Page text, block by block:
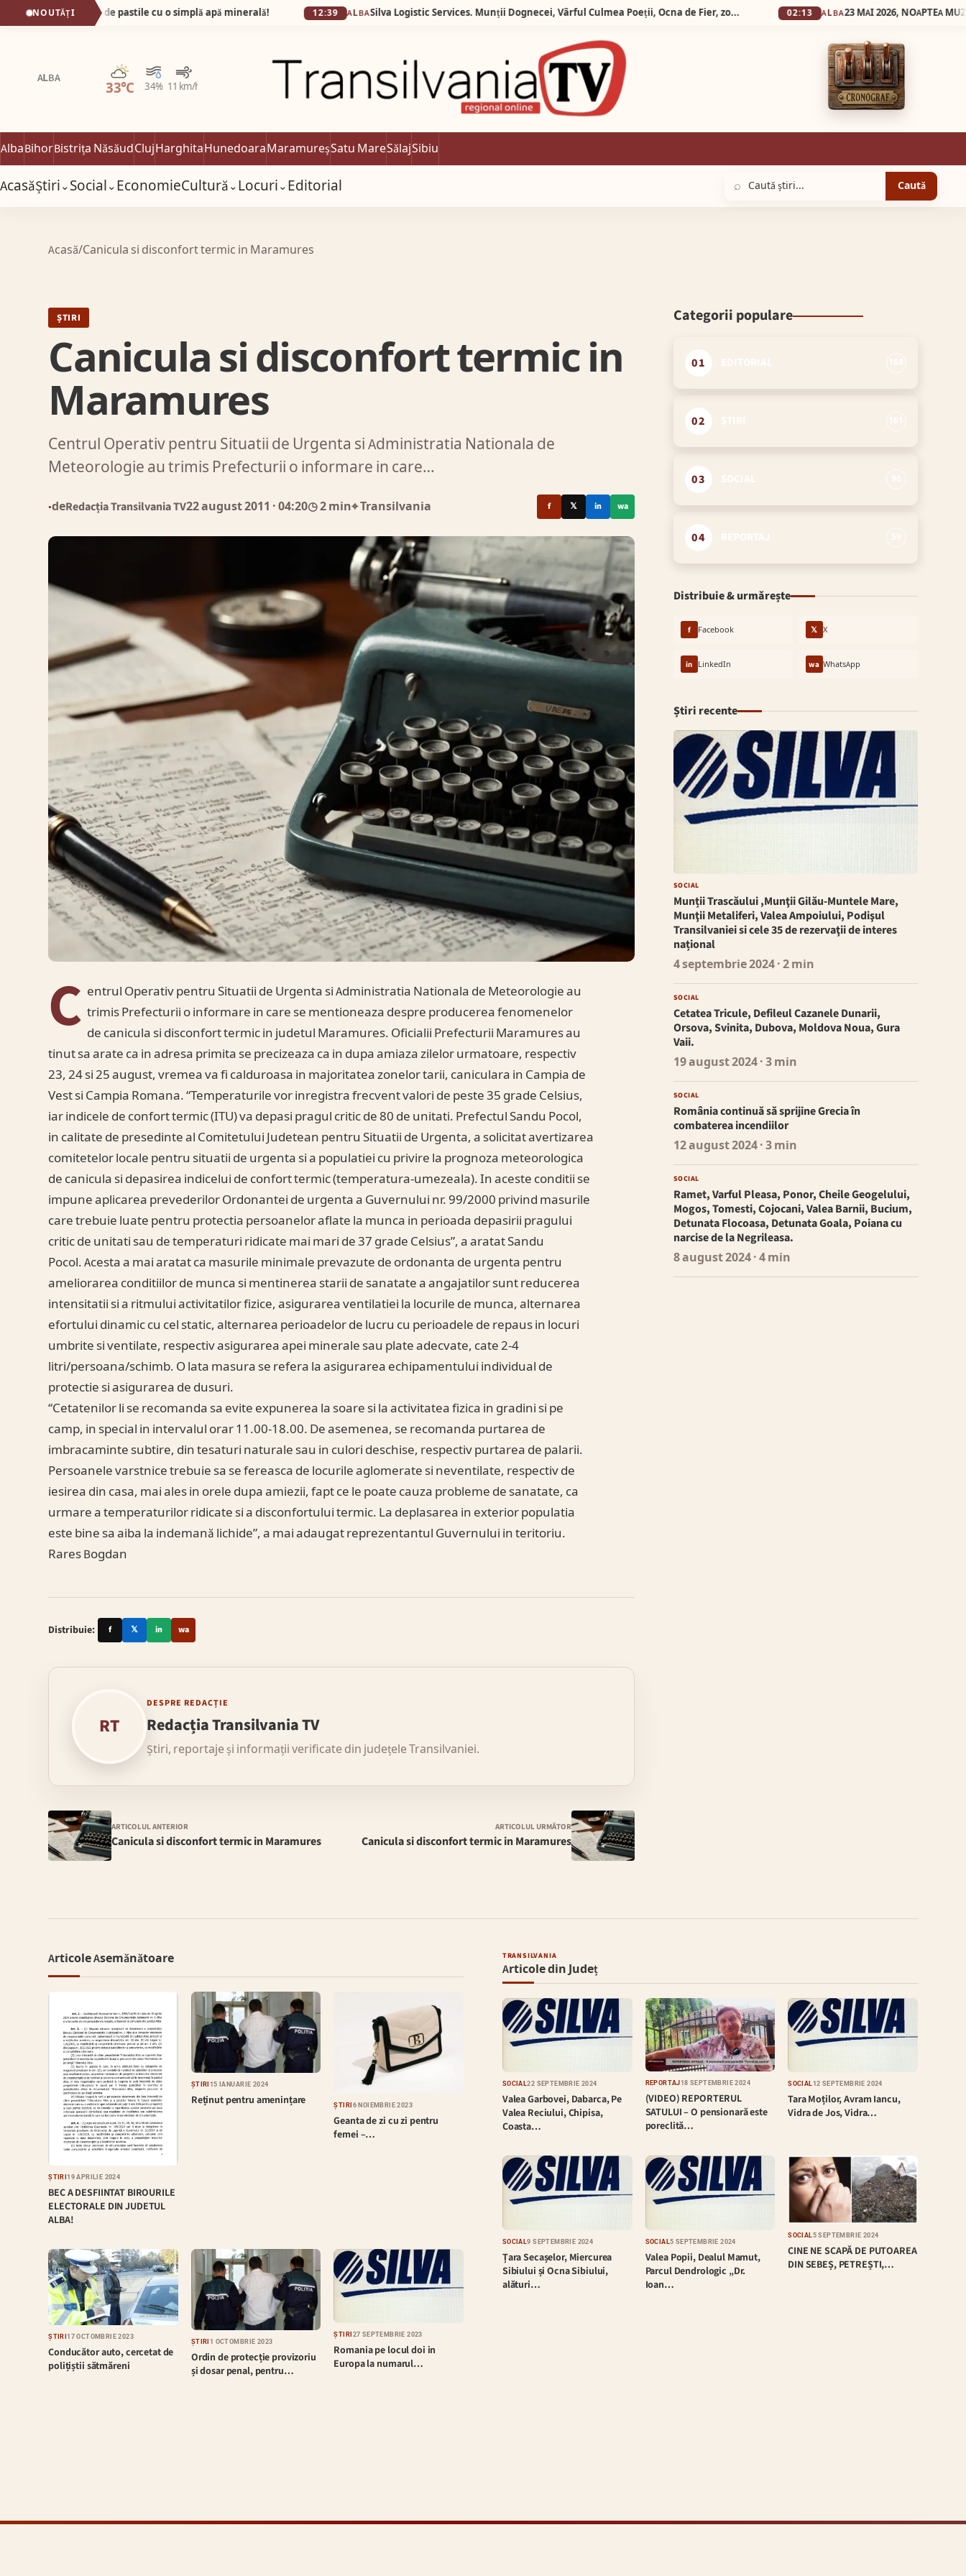
NOUTĂȚI
de pumnul de pastile cu o simplă apă minerală! 12:39 ALBA Silva Logistic Services. Munții Dognecei, Vârful Culmea Poeții, Ocna de Fier, zone desprinse dintr-o poveste în care timpul a uitat să mai grabească pașii oamenilor. ALBA
ALBA
33°C 34% 11 km/h
Parțial noros
AlbaBihorBistrița NăsăudClujHarghitaHunedoaraMaramureșSatu MareSălajSibiu
AcasăȘtiri⌄Social⌄EconomieCultură⌄Locuri⌄Editorial ⌕ Caută
Acasă/Canicula si disconfort termic in Maramures
ȘTIRI
Canicula si disconfort termic in
Maramures
Centrul Operativ pentru Situatii de Urgenta si Administratia Nationala de
Meteorologie au trimis Prefecturii o informare in care…
●deRedacția Transilvania TV22 august 2011 · 04:20◷ 2 min⌖ Transilvania f 𝕏 in wa
C entrul Operativ pentru Situatii de Urgenta si Administratia Nationala de Meteorologie au
trimis Prefecturii o informare in care se mentioneaza despre producerea fenomenelor
de canicula si disconfort termic in judetul Maramures. Oficialii Prefecturii Maramures au
tinut sa arate ca in adresa primita se precizeaza ca in dupa amiaza zilelor urmatoare, respectiv
23, 24 si 25 august, vremea va fi calduroasa in majoritatea zonelor tarii, caniculara in Campia de
Vest si Campia Romana. “Temperaturile vor inregistra frecvent valori de peste 35 grade Celsius,
iar indicele de confort termic (ITU) va depasi pragul critic de 80 de unitati. Prefectul Sandu Pocol,
in calitate de presedinte al Comitetului Judetean pentru Situatii de Urgenta, a solicitat avertizarea
comitetelor locale pentru situatii de urgenta si a populatiei cu privire la prognoza meteorologica
de canicula si depasirea indicelui de confort termic (temperatura-umezeala). In aceste conditii se
impune aplicarea prevederilor Ordonantei de urgenta a Guvernului nr. 99/2000 privind masurile
care trebuie luate pentru protectia persoanelor aflate la munca in perioada depasirii pragului
critic de unitati sau de temperaturi ridicate mai mari de 37 grade Celsius”, a aratat Sandu
Pocol. Acesta a mai aratat ca masurile minimale prevazute de ordonanta de urgenta pentru
ameliorarea conditiilor de munca si mentinerea starii de sanatate a angajatilor sunt reducerea
intensitatii si a ritmului activitatilor fizice, asigurarea ventilatiei la locurile de munca, alternarea
efortului dinamic cu cel static, alternarea perioadelor de lucru cu perioadele de repaus in locuri
umbrite si ventilate, respectiv asigurarea apei minerale sau plate adecvate, cate 2-4
litri/persoana/schimb. O lata masura se refera la asigurarea echipamentului individual de
protectie si asigurarea de dusuri.
“Cetatenilor li se recomanda sa evite expunerea la soare si la activitatea fizica in gradini si pe
camp, in special in intervalul orar 11.00-18.00. De asemenea, se recomanda purtarea de
imbracaminte subtire, din tesaturi naturale sau in culori deschise, respectiv purtarea de palarii.
Persoanele varstnice trebuie sa se fereasca de locurile aglomerate si neventilate, respectiv de
iesirea din casa, mai ales in orele dupa amiezii, fapt ce le poate cauza probleme de sanatate, ca
urmare a temperaturilor ridicate si a disconfortului termic. La deplasarea in exterior populatia
este bine sa aiba la indemană lichide”, a mai adaugat reprezentantul Guvernului in teritoriu.
Rares Bogdan
Distribuie: f 𝕏 in wa
RT
DESPRE REDACȚIE
Redacția Transilvania TV
Știri, reportaje și informații verificate din județele Transilvaniei.
ARTICOLUL ANTERIOR
Canicula si disconfort termic in Maramures
ARTICOLUL URMĂTOR
Canicula si disconfort termic in Maramures
Categorii populare
01
02
03
04
Distribuie & urmărește
f Facebook 𝕏 X
in LinkedIn wa WhatsApp
Știri recente
SOCIAL
Munții Trascăului ,Munţii Gilău-Muntele Mare,
Munţii Metaliferi, Valea Ampoiului, Podişul
Transilvaniei si cele 35 de rezervaţii de interes
național
4 septembrie 2024· 2 min
SOCIAL
Cetatea Tricule, Defileul Cazanele Dunarii,
Orsova, Svinita, Dubova, Moldova Noua, Gura
Vaii.
19 august 2024· 3 min
SOCIAL
România continuă să sprijine Grecia în
combaterea incendiilor
12 august 2024· 3 min
SOCIAL
Ramet, Varful Pleasa, Ponor, Cheile Geogelului,
Mogos, Tomesti, Cojocani, Valea Barnii, Bucium,
Detunata Flocoasa, Detunata Goala, Poiana cu
narcise de la Negrileasa.
8 august 2024· 4 min
Articole Asemănătoare
ȘTIRI19 APRILIE 2024
BEC A DESFIINTAT BIROURILE
ELECTORALE DIN JUDETUL
ALBA!
ȘTIRI 15 IANUARIE 2024
Reținut pentru amenințare ȘTIRI 6 NOIEMBRIE 2023
Geanta de zi cu zi pentru
femei –…
ȘTIRI17 OCTOMBRIE 2023
Conducător auto, cercetat de
polițiștii sătmăreni
ȘTIRI 1 OCTOMBRIE 2023
Ordin de protecție provizoriu
și dosar penal, pentru…
ȘTIRI 27 SEPTEMBRIE 2023
Romania pe locul doi in
Europa la numarul…
TRANSILVANIA
Articole din Județ
SOCIAL22 SEPTEMBRIE 2024
Valea Garbovei, Dabarca, Pe
Valea Reciului, Chipisa,
Coasta…
REPORTAJ18 SEPTEMBRIE 2024
(VIDEO) REPORTERUL
SATULUI – O pensionară este
poreclită…
SOCIAL12 SEPTEMBRIE 2024
Tara Moților, Avram Iancu,
Vidra de Jos, Vidra…
SOCIAL9 SEPTEMBRIE 2024
Țara Secașelor, Miercurea
Sibiului și Ocna Sibiului,
alături…
SOCIAL 5 SEPTEMBRIE 2024
Valea Popii, Dealul Mamut,
Parcul Dendrologic „Dr.
Ioan…
SOCIAL5 SEPTEMBRIE 2024
CINE NE SCAPĂ DE PUTOAREA
DIN SEBEȘ, PETREȘTI,…